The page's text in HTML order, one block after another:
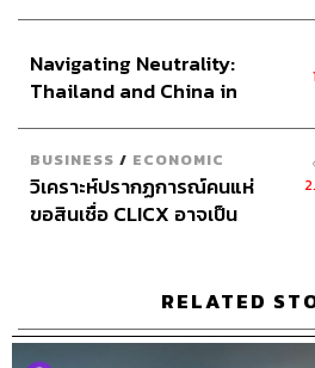
ยังช่วยให้เราได้ฝึกทักษะการควบคุ
เราจะได้หยิบทักษะการควบคุมมาใช้
4. เตรียมคลังคำ คำพูดของตัวเอง
เราไว้ เมื่อประหม่าก็ให้นึกถึงคำเ
เองด้วยเสียงเย็นๆ จะทำให้รู้สึกมีก
หากไม่มีชุดคำเหล่านี้ คำพูดที่ลั่นใ
บอกตัวเองว่าคนที่เรารักกำลังนั่งให้
เป็นต้น
อินโดนีเซีย
Navigating Neutrality:
Thailand and China in
BUSINESS / ECONOMIC
วิเคราะห์ปรากฏการณ์คนแห่
ขอสินเชื่อ CLICX อาจเป็น
RELATED